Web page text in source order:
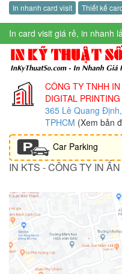
In nhanh card visit
Thiết kế
In card visit giá rẻ, in nhanh
CÔNG TY TNHH
DIGITAL
365 Lê Quang
TPHCM (Xem bản
Car Parking
IN KTS - CÔNG TY IN